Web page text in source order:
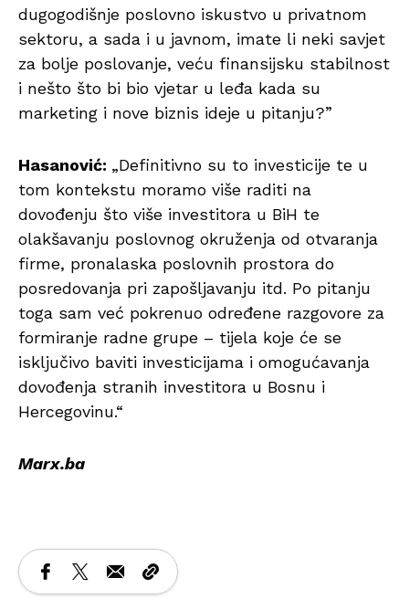
dugogodišnje poslovno iskustvo u privatnom
sektoru, a sada i u javnom, imate li neki savjet
za bolje poslovanje, veću finansijsku stabilnost
i nešto što bi bio vjetar u leđa kada su
marketing i nove biznis ideje u pitanju?”
Hasanović: „Definitivno su to investicije te u
tom kontekstu moramo više raditi na
dovođenju što više investitora u BiH te
olakšavanju poslovnog okruženja od otvaranja
firme, pronalaska poslovnih prostora do
posredovanja pri zapošljavanju itd. Po pitanju
toga sam već pokrenuo određene razgovore za
formiranje radne grupe – tijela koje će se
isključivo baviti investicijama i omogućavanja
dovođenja stranih investitora u Bosnu i
Hercegovinu.“
Marx.ba